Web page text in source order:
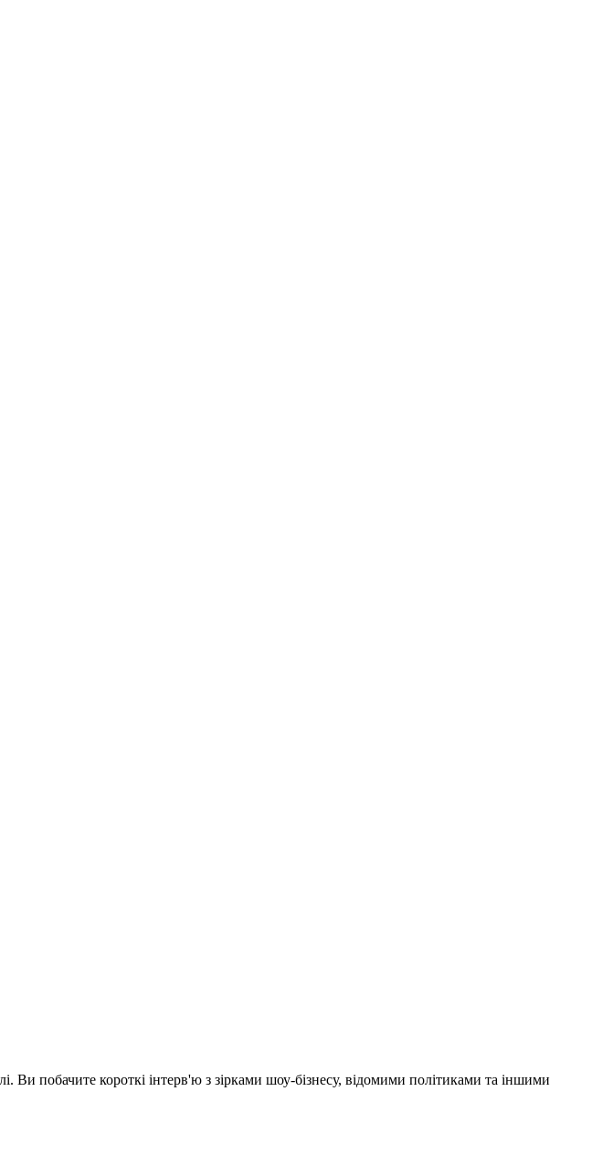
Ви побачите короткі інтерв'ю з зірками шоу-бізнесу, відомими політиками та іншими